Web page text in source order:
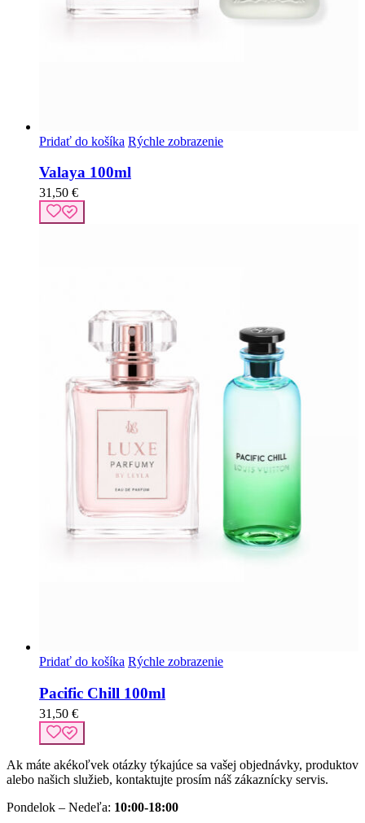
Pridať do košíka Rýchle zobrazenie
Valaya 100ml
31,50 €
Pridať do košíka Rýchle zobrazenie
Pacific Chill 100ml
31,50 €
Ak máte akékoľvek otázky týkajúce sa vašej objednávky, produktov
alebo našich služieb, kontaktujte prosím náš zákaznícky servis.
Pondelok – Nedeľa: 10:00-18:00